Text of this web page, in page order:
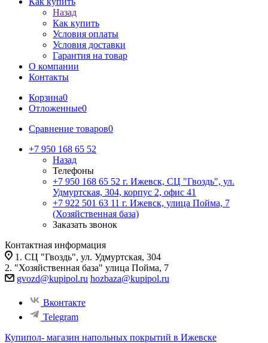
Назад
Как купить
Условия оплаты
Условия доставки
Гарантия на товар
О компании
Контакты
Корзина0
Отложенные0
Сравнение товаров0
+7 950 168 65 52
Назад
Телефоны
+7 950 168 65 52 г. Ижевск, СЦ "Гвоздь", ул.
Удмуртская, 304, корпус 2, офис 41
+7 922 501 63 11 г. Ижевск, улица Пойма, 7
(Хозяйственная база)
Заказать звонок
Контактная информация
1. СЦ "Гвоздь", ул. Удмуртская, 304
2. "Хозяйственная база" улица Пойма, 7
gvozd@kupipol.ru hozbaza@kupipol.ru
Вконтакте
Telegram
Купипол- магазин напольных покрытий в Ижевске